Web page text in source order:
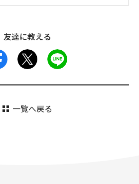
友達に教える
facebook
一覧へ戻る